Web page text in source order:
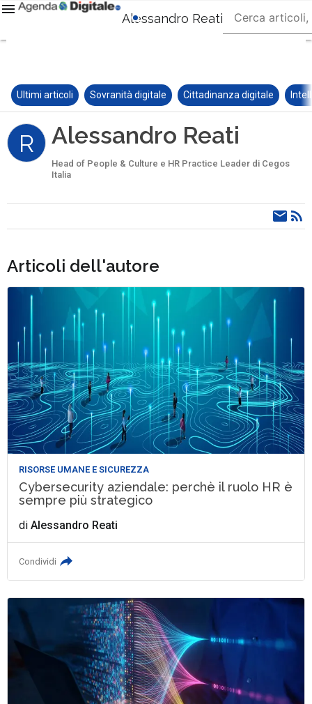
Alessandro Reati
Ultimi articoli Sovranità digitale Cittadinanza digitale
R Alessandro Reati
Head of People & Culture e HR Practice Leader di Cegos
Italia
Articoli dell'autore
RISORSE UMANE E SICUREZZA
Cybersecurity aziendale: perchè il ruolo HR è
sempre più strategico
diAlessandro Reati
Condividi